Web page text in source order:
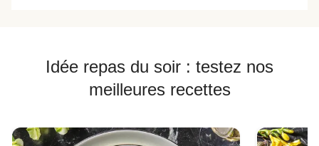
Idée repas du soir : testez nos
meilleures recettes